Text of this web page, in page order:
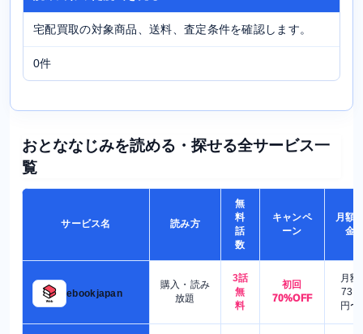
宅配買取の対象商品、送料、査定条件を確認します。
0件
おとななじみを読める・探せる全サービス一
覧
サービス名 読み方
無
料
話
数
キャンペ
ーン
月額
金
ebookjapan
購入・読み
放題
3話
無
料
初回
70%OFF
月額
730
円〜